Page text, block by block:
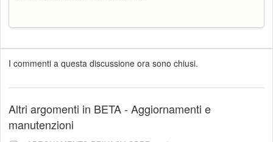
I commenti a questa discussione ora sono chiusi.
Altri argomenti in BETA - Aggiornamenti e
manutenzioni